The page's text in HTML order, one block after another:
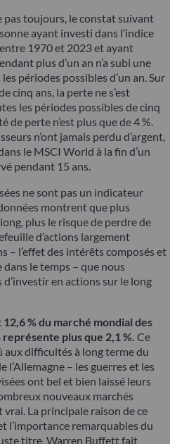
pas toujours, le constat suivant
ayant investi dans l’indice
1970 et 2023 et ayant
plus d’un an n’a subi une
périodes possibles d’un an. Sur
cinq ans, la perte ne s’est
les périodes possibles de cinq
de perte n’est plus que de 4 %.
n’ont jamais perdu d’argent,
le MSCI World à la fin d’un
pendant 15 ans.
ne sont pas un indicateur
montrent que plus
plus le risque de perdre de
d’actions largement
– l’effet des intérêts composés et
le temps – que nous
en actions sur le long
12,6 % du marché mondial des
représente plus que 2,1 %. Ce
aux difficultés à long terme du
– les guerres et les
ont bel et bien laissé leurs
nouveaux marchés
La principale raison de ce
l’importance remarquables du
titre, Warren Buffett fait